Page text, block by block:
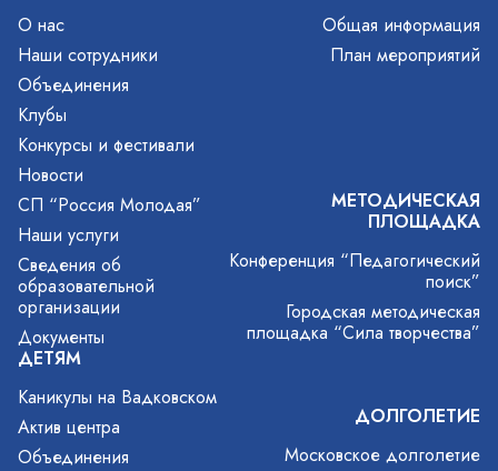
О нас
Наши сотрудники
Объединения
Клубы
Конкурсы и фестивали
Новости
СП “Россия Молодая”
Наши услуги
Сведения об
образовательной
организации
Документы
ДЕТЯМ
Каникулы на Вадковском
Актив центра
Объединения
Общая информация
План мероприятий
МЕТОДИЧЕСКАЯ
ПЛОЩАДКА
Конференция “Педагогический
поиск”
Городская методическая
площадка “Сила творчества”
ДОЛГОЛЕТИЕ
Московское долголетие